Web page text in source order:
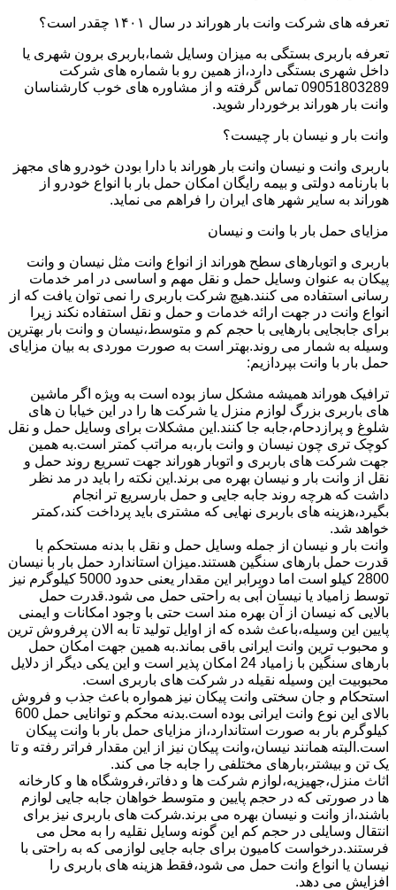
تعرفه های شرکت وانت بار هوراند در سال ۱۴۰۱ چقدر است؟
تعرفه باربری بستگی به میزان وسایل شما،باربری برون شهری یا
داخل شهری بستگی دارد،از همین رو با شماره های شرکت
09051803289 تماس گرفته و از مشاوره های خوب کارشناسان
وانت بار هوراند برخوردار شوید.
وانت بار و نیسان بار چیست؟
باربری وانت و نیسان وانت بار هوراند با دارا بودن خودرو های مجهز
با بارنامه دولتی و بیمه رایگان امکان حمل بار با انواع خودرو از
هوراند به سایر شهر های ایران را فراهم می نماید.
مزایای حمل بار با وانت و نیسان
باربری و اتوبارهای سطح هوراند از انواع وانت مثل نیسان و وانت
پیکان به عنوان وسایل حمل و نقل مهم و اساسی در امر خدمات
رسانی استفاده می کنند.هیچ شرکت باربری را نمی توان یافت که از
انواع وانت در جهت ارائه خدمات و حمل و نقل استفاده نکند زیرا
برای جابجایی بارهایی با حجم کم و متوسط،نیسان و وانت بار بهترین
وسیله به شمار می روند.بهتر است به صورت موردی به بیان مزایای
حمل بار با وانت بپردازیم:
ترافیک هوراند همیشه مشکل ساز بوده است به ویژه اگر ماشین
های باربری بزرگ لوازم منزل یا شرکت ها را در این خیابا ن های
شلوغ و پرازدحام،جابه جا کنند.این مشکلات برای وسایل حمل و نقل
کوچک تری چون نیسان و وانت بار،به مراتب کمتر است.به همین
جهت شرکت های باربری و اتوبار هوراند جهت تسریع روند حمل و
نقل از وانت بار و نیسان بهره می برند.این نکته را باید در مد نظر
داشت که هرچه روند جابه جایی و حمل بارسریع تر انجام
بگیرد،هزینه های باربری نهایی که مشتری باید پرداخت کند،کمتر
خواهد شد.
وانت بار و نیسان از جمله وسایل حمل و نقل با بدنه مستحکم با
قدرت حمل بارهای سنگین هستند.میزان استاندارد حمل بار با نیسان
2800 کیلو است اما دوبرابر این مقدار یعنی حدود 5000 کیلوگرم نیز
توسط زامیاد یا نیسان آبی به راحتی حمل می شود.قدرت حمل
بالایی که نیسان از آن بهره مند است حتی با وجود امکانات و ایمنی
پایین این وسیله،باعث شده که از اوایل تولید تا به الان پرفروش ترین
و محبوب ترین وانت ایرانی باقی بماند.به همین جهت امکان حمل
بارهای سنگین با زامیاد 24 امکان پذیر است و این یکی دیگر از دلایل
محبوبیت این وسیله نقیله در شرکت های باربری است.
استحکام و جان سختی وانت پیکان نیز همواره باعث جذب و فروش
بالای این نوع وانت ایرانی بوده است.بدنه محکم و توانایی حمل 600
کیلوگرم بار به صورت استاندارد،از مزایای حمل بار با وانت پیکان
است.البته همانند نیسان،وانت پیکان نیز از این مقدار فراتر رفته و تا
یک تن و بیشتر،بارهای مختلفی را جابه جا می کند.
اثاث منزل،جهیزیه،لوازم شرکت ها و دفاتر،فروشگاه ها و کارخانه
ها در صورتی که در حجم پایین و متوسط خواهان جابه جایی لوازم
باشند،از وانت و نیسان بهره می برند.شرکت های باربری نیز برای
انتقال وسایلی در حجم کم این گونه وسایل نقلیه را به محل می
فرستند.درخواست کامیون برای جابه جایی لوازمی که به راحتی با
نیسان یا انواع وانت حمل می شود،فقط هزینه های باربری را
افزایش می دهد.